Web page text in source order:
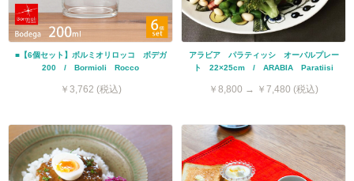
■【6個セット】ボルミオリロッコ ボデガ
200 / Bormioli Rocco
￥3,762 (税込)
アラビア パラティッシ オーバルプレー
ト 22×25cm / ARABIA Paratiisi
￥8,800 → ￥7,480 (税込)